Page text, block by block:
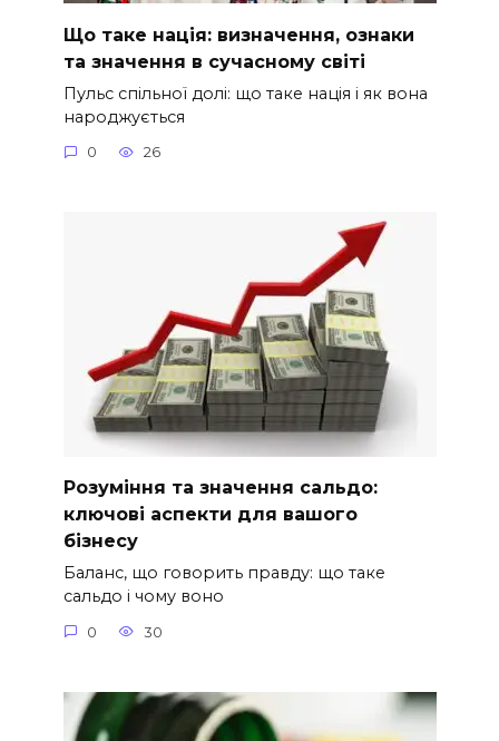
Що таке нація: визначення, ознаки
та значення в сучасному світі
Пульс спільної долі: що таке нація і як вона
народжується
0 26
Розуміння та значення сальдо:
ключові аспекти для вашого
бізнесу
Баланс, що говорить правду: що таке
сальдо і чому воно
0 30